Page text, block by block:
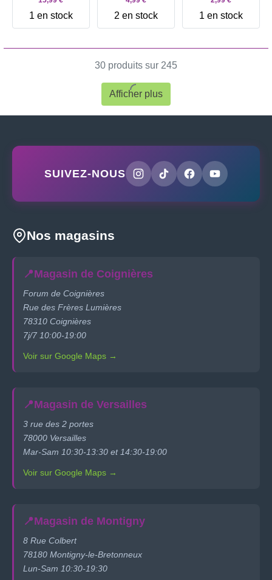
1 en stock 2 en stock 1 en stock
30 produits sur 245
Afficher plus
SUIVEZ-NOUS
Nos magasins
📍Magasin de Coignières
Forum de Coignières
Rue des Frères Lumières
78310 Coignières
7j/7 10:00-19:00
Voir sur Google Maps →
📍Magasin de Versailles
3 rue des 2 portes
78000 Versailles
Mar-Sam 10:30-13:30 et 14:30-19:00
Voir sur Google Maps →
📍Magasin de Montigny
8 Rue Colbert
78180 Montigny-le-Bretonneux
Lun-Sam 10:30-19:30